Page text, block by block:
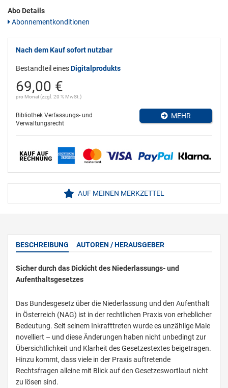
Abo Details
Abonnementkonditionen
Nach dem Kauf sofort nutzbar
Bestandteil einesDigitalprodukts
69,00 €
pro Monat (zzgl. 20 % MwSt.)
Bibliothek Verfassungs- und
Verwaltungsrecht
MEHR
AUF MEINEN MERKZETTEL
BESCHREIBUNG AUTOREN / HERAUSGEBER
Sicher durch das Dickicht des Niederlassungs- und
Aufenthaltsgesetzes
Das Bundesgesetz über die Niederlassung und den Aufenthalt
in Österreich (NAG) ist in der rechtlichen Praxis von erheblicher
Bedeutung. Seit seinem Inkrafttreten wurde es unzählige Male
novelliert – und diese Änderungen haben nicht unbedingt zur
Übersichtlichkeit und Klarheit des Gesetzestextes beigetragen.
Hinzu kommt, dass viele in der Praxis auftretende
Rechtsfragen alleine mit Blick auf den Gesetzeswortlaut nicht
zu lösen sind.